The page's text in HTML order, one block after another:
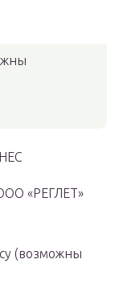
«РЕГЛЕТ»
(возможны